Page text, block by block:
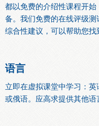
都以免费的介绍性课程开
备。我们免费的在线评级
综合性建议，可以帮助您找
语言
立即在虚拟课堂中学习：
或俄语。应高求提供其他语